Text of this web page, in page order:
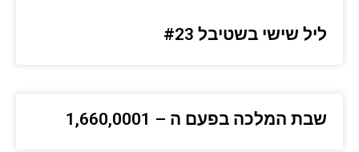
ליל שישי בשטיבל #23
שבת המלכה בפעם ה – 1,660,0001